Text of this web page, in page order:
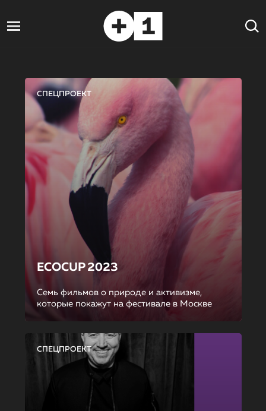
СПЕЦПРОЕКТ
ECOCUP 2023
Семь фильмов о природе и активизме,
которые покажут на фестивале в Москве
СПЕЦПРОЕКТ